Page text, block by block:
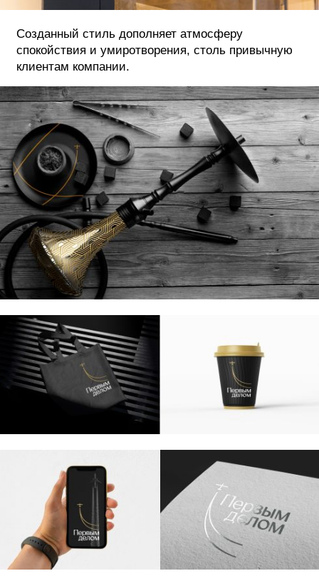
Созданный стиль дополняет атмосферу
спокойствия и умиротворения, столь привычную
клиентам компании.